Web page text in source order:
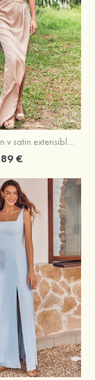
Fourreau col en v satin extensible asymétrique robe de demoiselle d'honneur
89 €